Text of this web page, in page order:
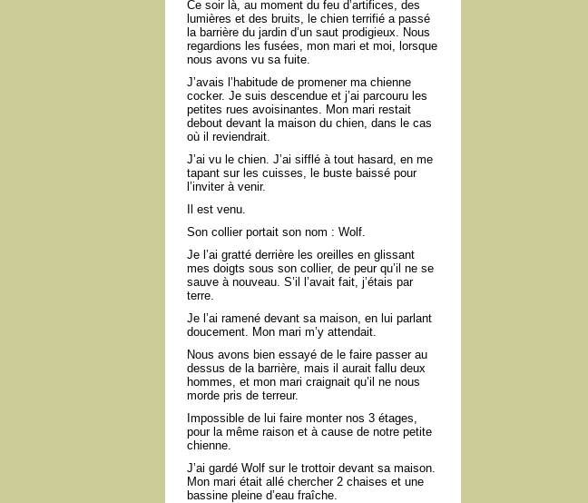
Ce soir là, au moment du feu d’artifices, des
lumières et des bruits, le chien terrifié a passé
la barrière du jardin d’un saut prodigieux. Nous
regardions les fusées, mon mari et moi, lorsque
nous avons vu sa fuite.
J’avais l’habitude de promener ma chienne
cocker. Je suis descendue et j’ai parcouru les
petites rues avoisinantes. Mon mari restait
debout devant la maison du chien, dans le cas
où il reviendrait.
J’ai vu le chien. J’ai sifflé à tout hasard, en me
tapant sur les cuisses, le buste baissé pour
l’inviter à venir.
Il est venu.
Son collier portait son nom : Wolf.
Je l’ai gratté derrière les oreilles en glissant
mes doigts sous son collier, de peur qu’il ne se
sauve à nouveau. S’il l’avait fait, j’étais par
terre.
Je l’ai ramené devant sa maison, en lui parlant
doucement. Mon mari m’y attendait.
Nous avons bien essayé de le faire passer au
dessus de la barrière, mais il aurait fallu deux
hommes, et mon mari craignait qu’il ne nous
morde pris de terreur.
Impossible de lui faire monter nos 3 étages,
pour la même raison et à cause de notre petite
chienne.
J’ai gardé Wolf sur le trottoir devant sa maison.
Mon mari était allé chercher 2 chaises et une
bassine pleine d’eau fraîche.